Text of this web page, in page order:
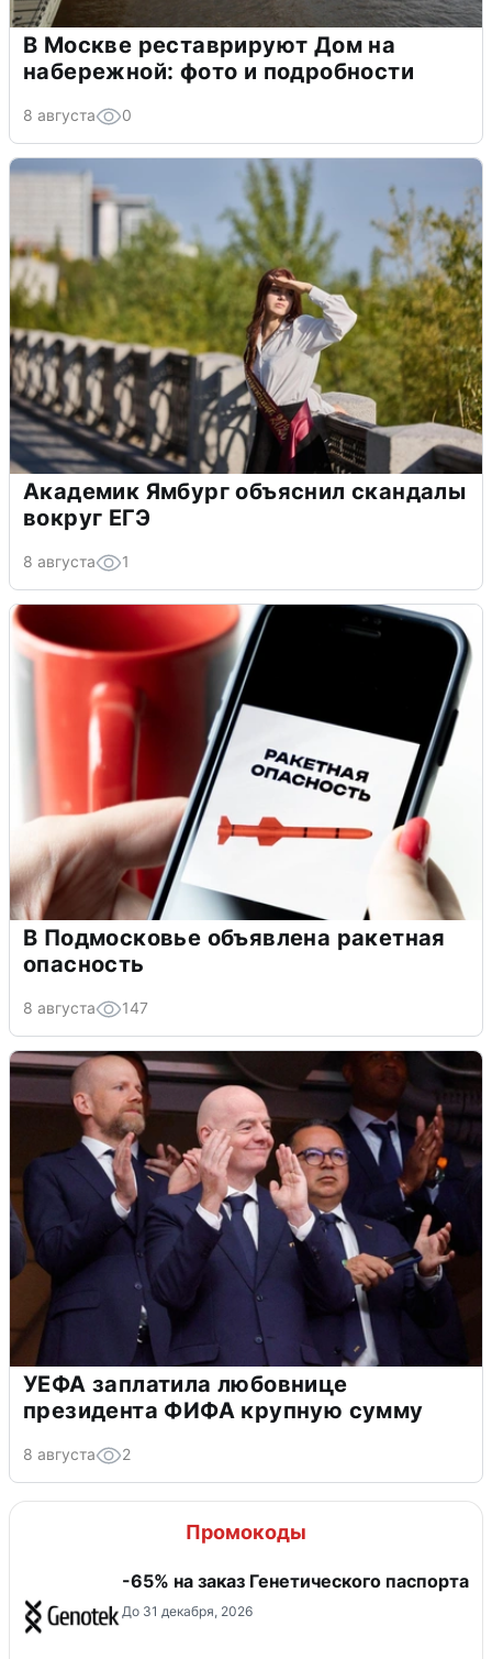
В Москве реставрируют Дом на
набережной: фото и подробности
8 августа 0
Академик Ямбург объяснил скандалы
вокруг ЕГЭ
8 августа 1
В Подмосковье объявлена ракетная
опасность
8 августа 147
УЕФА заплатила любовнице
президента ФИФА крупную сумму
8 августа 2
Промокоды
-65% на заказ Генетического паспорта
До 31 декабря, 2026